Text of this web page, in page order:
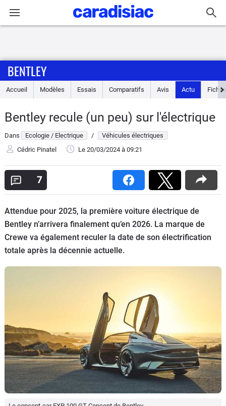
Accueil
Essais
Guide
Electriques
Utilitaires
Flottes
Auto
Moto
Marques
BENTLEY
Accueil Modèles Essais Comparatifs Avis Actu
Bentley recule (un peu) sur l'électrique
Dans Ecologie / Electrique /
Véhicules électriques
Cédric Pinatel
Le 20/03/2024 à 09:21
7
Attendue pour 2025, la première voiture électrique de
Bentley n’arrivera finalement qu’en 2026. La marque de
Crewe va également reculer la date de son électrification
totale après la décennie actuelle.